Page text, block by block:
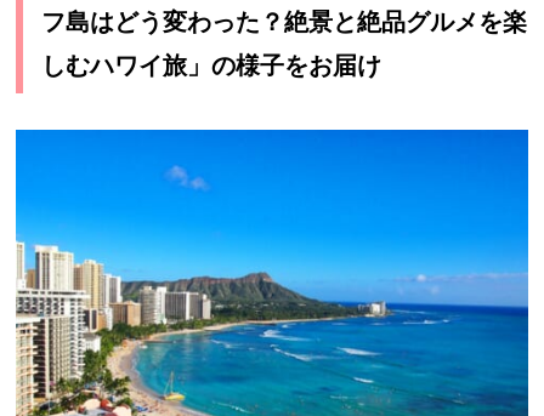
フ島はどう変わった？絶景と絶品グルメを楽
しむハワイ旅」の様子をお届け